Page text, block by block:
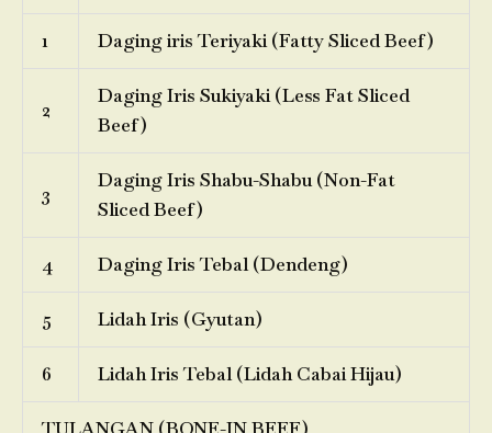
1 Daging iris Teriyaki (Fatty Sliced Beef)
2
Daging Iris Sukiyaki (Less Fat Sliced
Beef)
3
Daging Iris Shabu-Shabu (Non-Fat
Sliced Beef)
4 Daging Iris Tebal (Dendeng)
5 Lidah Iris (Gyutan)
6 Lidah Iris Tebal (Lidah Cabai Hijau)